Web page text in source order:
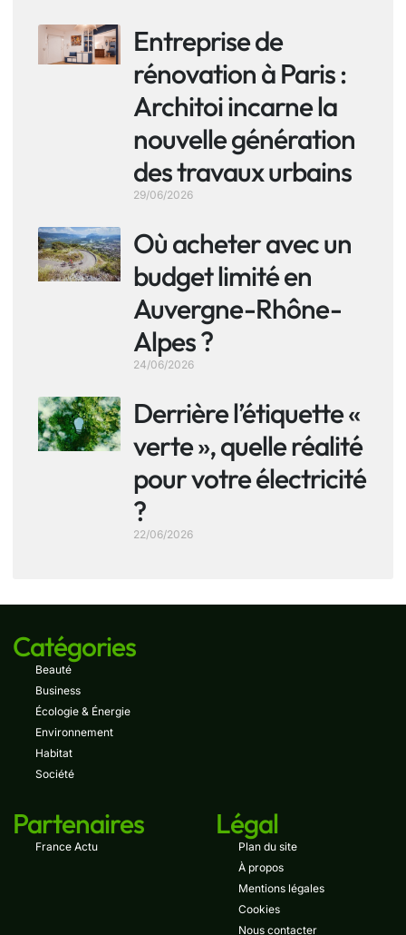
Entreprise de
rénovation à Paris :
Architoi incarne la
nouvelle génération
des travaux urbains
29/06/2026
Où acheter avec un
budget limité en
Auvergne-Rhône-
Alpes ?
24/06/2026
Derrière l’étiquette «
verte », quelle réalité
pour votre électricité
?
22/06/2026
Catégories
Beauté
Business
Écologie & Énergie
Environnement
Habitat
Société
Partenaires
France Actu
Légal
Plan du site
À propos
Mentions légales
Cookies
Nous contacter